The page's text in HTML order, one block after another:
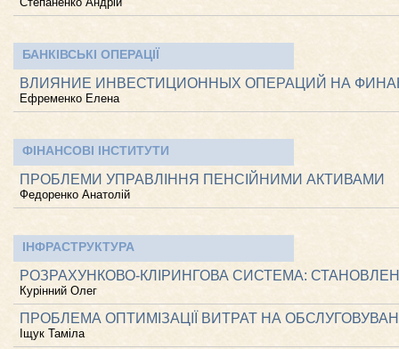
БАНКІВСЬКІ ОПЕРАЦІЇ
ВЛИЯНИЕ ИНВЕСТИЦИОННЫХ ОПЕРАЦИЙ НА
Ефременко Елена
ФІНАНСОВІ ІНСТИТУТИ
ПРОБЛЕМИ УПРАВЛІННЯ ПЕНСІЙНИМИ АКТИВАМИ
Федоренко Анатолій
ІНФРАСТРУКТУРА
РОЗРАХУНКОВО-КЛІРИНГОВА СИСТЕМА:
Курінний Олег
ПРОБЛЕМА ОПТИМІЗАЦІЇ ВИТРАТ НА
Іщук Таміла